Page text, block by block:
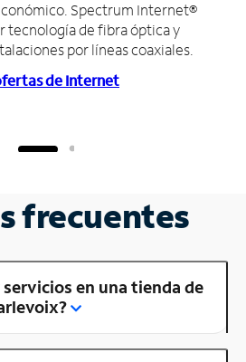
Spectrum Internet®
tecnología de fibra óptica y
por líneas coaxiales.
de Internet
frecuentes
en una tienda de